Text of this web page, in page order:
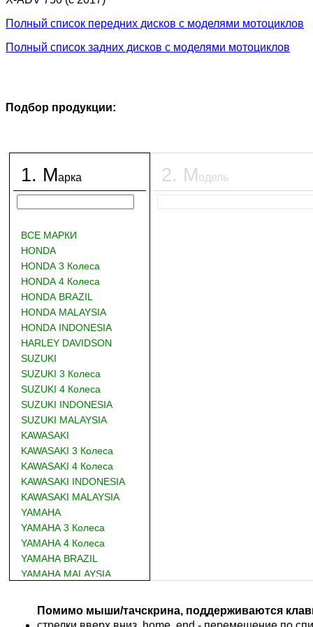
Полный список передних дисков с моделями мотоциклов
Полный список задних дисков с моделями мотоциклов
Подбор продукции:
1. Марка
ВСЕ МАРКИ
HONDA
HONDA 3 Колеса
HONDA 4 Колеса
HONDA BRAZIL
HONDA MALAYSIA
HONDA INDONESIA
HARLEY DAVIDSON
SUZUKI
SUZUKI 3 Колеса
SUZUKI 4 Колеса
SUZUKI INDONESIA
SUZUKI MALAYSIA
KAWASAKI
KAWASAKI 3 Колеса
KAWASAKI 4 Колеса
KAWASAKI INDONESIA
KAWASAKI MALAYSIA
YAMAHA
YAMAHA 3 Колеса
YAMAHA 4 Колеса
YAMAHA BRAZIL
YAMAHA MALAYSIA
BMW
2. Модель
Помимо мыши/тачскрина, поддерживаются